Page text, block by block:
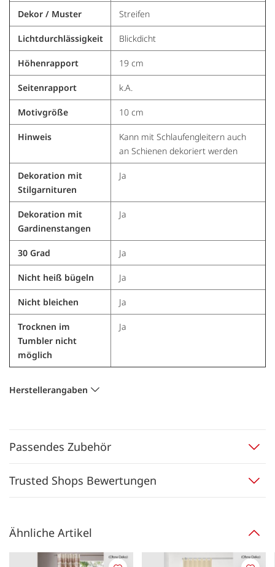
Dekor / Muster Streifen
Lichtdurchlässigkeit Blickdicht
Höhenrapport 19 cm
Seitenrapport k.A.
Motivgröße 10 cm
Hinweis
Kann mit Schlaufengleitern auch
an Schienen dekoriert werden
Dekoration mit
Stilgarnituren
Ja
Dekoration mit
Gardinenstangen
Ja
30 Grad Ja
Nicht heiß bügeln Ja
Nicht bleichen Ja
Trocknen im
Tumbler nicht
möglich
Ja
Herstellerangaben
Passendes Zubehör
Trusted Shops Bewertungen
Ähnliche Artikel